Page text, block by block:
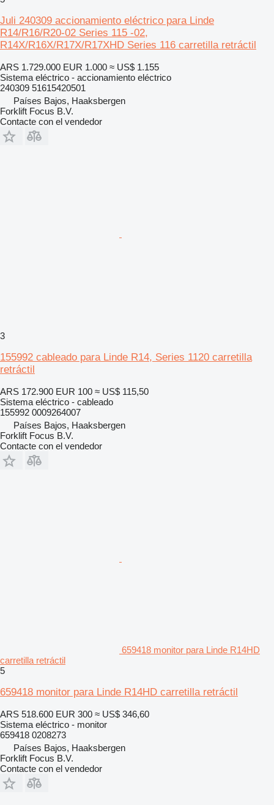
Juli 240309 accionamiento eléctrico para Linde
R14/R16/R20-02 Series 115 -02,
R14X/R16X/R17X/R17XHD Series 116 carretilla retráctil
ARS 1.729.000 EUR 1.000 ≈ US$ 1.155
Sistema eléctrico - accionamiento eléctrico
240309 51615420501
Países Bajos, Haaksbergen
Forklift Focus B.V.
Contacte con el vendedor
3
155992 cableado para Linde R14, Series 1120 carretilla
retráctil
ARS 172.900 EUR 100 ≈ US$ 115,50
Sistema eléctrico - cableado
155992 0009264007
Países Bajos, Haaksbergen
Forklift Focus B.V.
Contacte con el vendedor
659418 monitor para Linde R14HD
carretilla retráctil
5
659418 monitor para Linde R14HD carretilla retráctil
ARS 518.600 EUR 300 ≈ US$ 346,60
Sistema eléctrico - monitor
659418 0208273
Países Bajos, Haaksbergen
Forklift Focus B.V.
Contacte con el vendedor